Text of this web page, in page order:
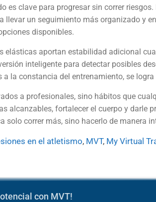
es clave para progresar sin correr
un seguimiento más organizado y
disponibles.
elásticas aportan estabilidad adicional
inteligente para detectar posibles
la constancia del entrenamiento, se
a profesionales, sino hábitos que
alcanzables, fortalecer el cuerpo y darle
correr más, sino hacerlo de manera
en el atletismo, MVT, My Virtual
con MVT!